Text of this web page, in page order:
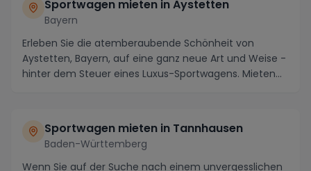
Sportwagen mieten in Aystetten
Bayern
Erleben Sie die atemberaubende Schönheit von
Aystetten, Bayern, auf eine ganz neue Art und Weise -
hinter dem Steuer eines Luxus-Sportwagens. Mieten
Sportwagen mieten in Tannhausen
Baden-Württemberg
Wenn Sie auf der Suche nach einem unvergesslichen